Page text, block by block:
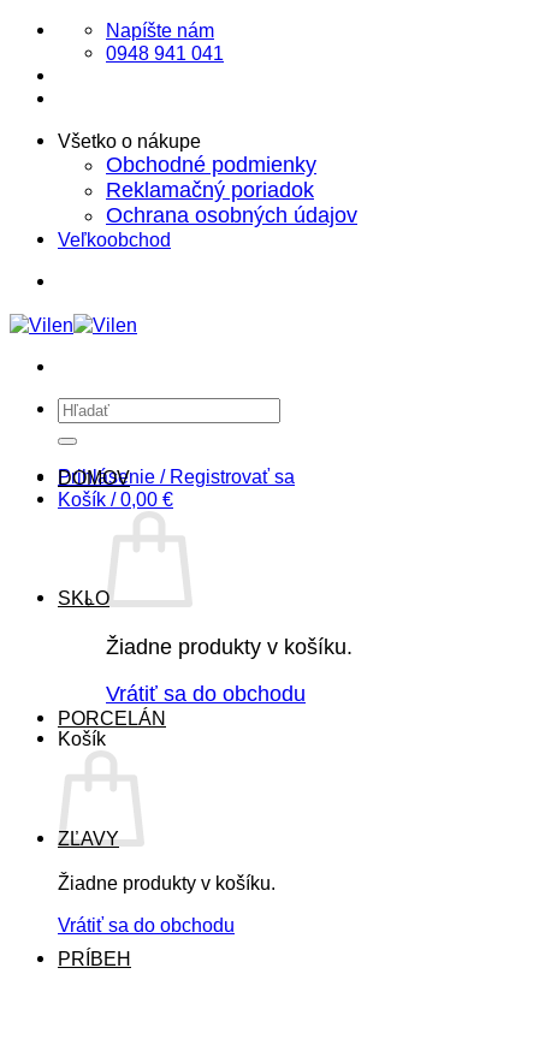
Skip
content
Napíšte nám
0948 941 041
Všetko o nákupe
Obchodné podmienky
Reklamačný poriadok
Ochrana osobných údajov
Veľkoobchod
Hľadať:
Prihlásenie / Registrovať sa
Košík /0,00 €
Žiadne produkty v košíku.
Vrátiť sa do obchodu
Košík
Žiadne produkty v košíku.
Vrátiť sa do obchodu
DOMOV
SKLO
PORCELÁN
ZĽAVY
PRÍBEH